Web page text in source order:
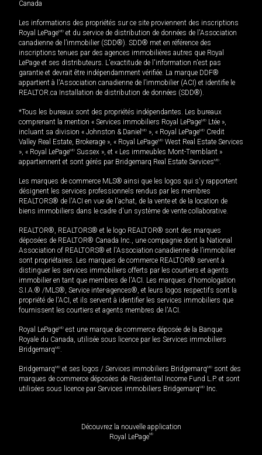
Canada
Les informations des propriétés sur ce site proviennent des inscriptions
Royal LePageMD et du service de distribution de données de l'Association
canadienne de l’immobilier (SDD®). SDD® met en référence des
inscriptions tenues par des agences immobilières autres que Royal
LePage et ses distributeurs. L'exactitude de l'information n'est pas
garantie et devrait être indépendamment vérifiée. La marque DDF®
appartient à l'Association canadienne de l’immobilier (ACI) et identifie le
REALTOR.ca Installation de distribution de données (SDD®).
*Tous les bureaux sont des propriétés indépendantes. Les bureaux
comprenant la mention « Services immobiliers Royal LePageMD Ltée »,
incluant sa division « Johnston & Daniel MD », « Royal LePageMD Credit
Valley Real Estate, Brokerage », « Royal LePageMD West Real Estate Services
», « Royal LePageMD Sussex », et « Les immeubles Mont-Tremblant »
appartiennent et sont gérés par Bridgemarq Real Estate ServicesMD.
Les marques de commerce MLS® ainsi que les logos qui s'y rapportent
désignent les services professionnels rendus par les membres
REALTORS® de l'ACI en vue de l'achat, de la vente et de la location de
biens immobiliers dans le cadre d'un système de vente collaborative.
REALTOR®, REALTORS® et le logo REALTOR® sont des marques
déposées de REALTOR® Canada Inc., une compagnie dont la National
Association of REALTORS® et l'Association canadienne de l’immobilier
sont propriétaires. Les marques de commerce REALTOR® servent à
distinguer les services immobiliers offerts par les courtiers et agents
immobilier en tant que membres de l'ACI. Les marques d'homologation
S.I.A.® /MLS®, Service inter-agences®, et leurs logos respectifs sont la
propriété de l'ACI, et ils servent à identifier les services immobiliers que
fournissent les courtiers et agents membres de l'ACI.
Royal LePageMD est une marque de commerce déposée de la Banque
Royale du Canada, utilisée sous licence par les Services immobiliers
BridgemarqMD.
BridgemarqMD et ses logos / Services immobiliers BridgemarqMD sont des
marques de commerce déposées de Residential Income Fund L.P. et sont
utilisées sous licence par Services immobiliers BridgemarqMD Inc.
Découvrez la nouvelle application
Royal LePageMD